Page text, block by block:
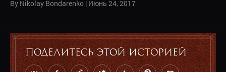
By Nikolay Bondarenko | Июнь 24, 2017
Поделитесь этой историей